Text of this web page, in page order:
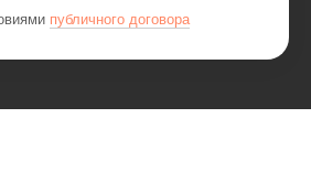
публичного договора